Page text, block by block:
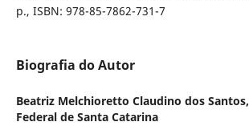
p., ISBN: 978-85-7862-731-7
Biografia do Autor
Beatriz Melchioretto Claudino dos Santos,
Federal de Santa Catarina